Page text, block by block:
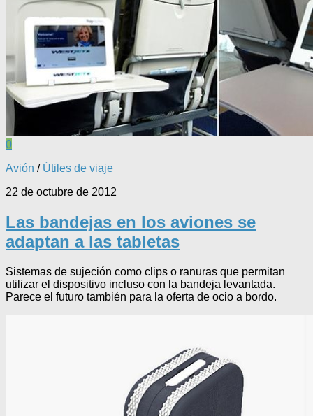
0
Avión / Útiles de viaje
22 de octubre de 2012
Las bandejas en los aviones se
adaptan a las tabletas
Sistemas de sujeción como clips o ranuras que permitan
utilizar el dispositivo incluso con la bandeja levantada.
Parece el futuro también para la oferta de ocio a bordo.